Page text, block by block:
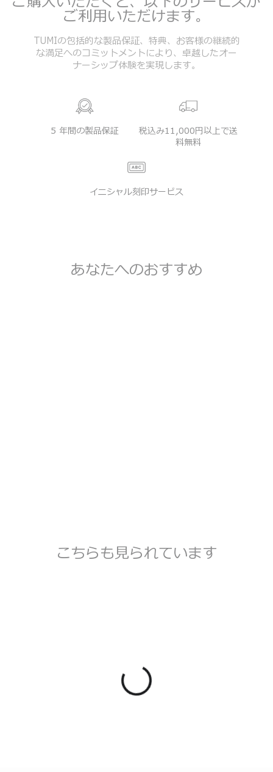
ご利用いただけます。
TUMIの包括的な製品保証、特典、お客様の継続的
な満足へのコミットメントにより、卓越したオー
ナーシップ体験を実現します。
5 年間の製品保証
税込み11,000円以上で送
料無料
イニシャル刻印サービス
こちらも見られています
あなたへのおすすめ